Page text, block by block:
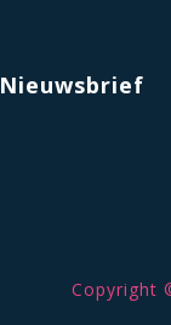
Nieuwsbrief
Copyright